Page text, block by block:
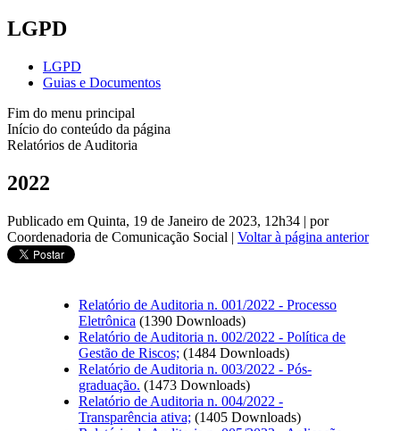
LGPD
LGPD
Guias e Documentos
Fim do menu principal
Início do conteúdo da página
Relatórios de Auditoria
2022
Publicado em Quinta, 19 de Janeiro de 2023, 12h34 | por
Coordenadoria de Comunicação Social | Voltar à página anterior
Relatório de Auditoria n. 001/2022 - Processo
Eletrônica (1390 Downloads)
Relatório de Auditoria n. 002/2022 - Política de
Gestão de Riscos; (1484 Downloads)
Relatório de Auditoria n. 003/2022 - Pós-
graduação. (1473 Downloads)
Relatório de Auditoria n. 004/2022 -
Transparência ativa; (1405 Downloads)